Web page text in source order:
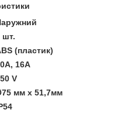
шт.
(пластик)
16A
V
мм х 51,7мм